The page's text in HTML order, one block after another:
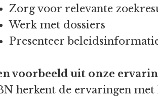
Zorg voor relevante
Werk met dossiers
Presenteer
voorbeeld uit onze
herkent de ervaringen